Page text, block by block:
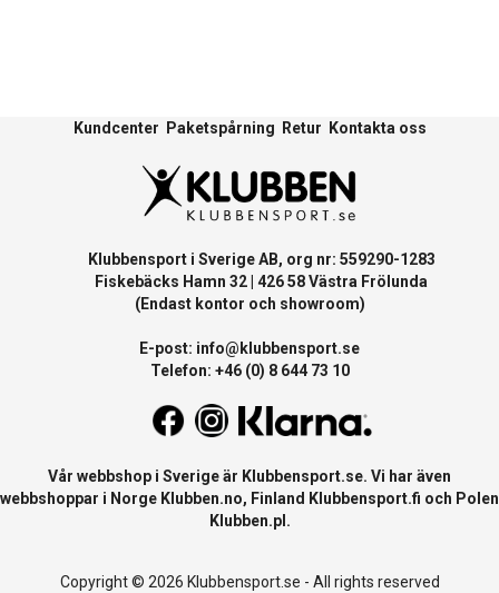
Kundcenter Paketspårning Retur Kontakta oss
Klubbensport i Sverige AB, org nr: 559290-1283
Fiskebäcks Hamn 32 | 426 58 Västra Frölunda
(Endast kontor och showroom)
E-post: info@klubbensport.se
Telefon: +46 (0) 8 644 73 10
Vår webbshop i Sverige är Klubbensport.se. Vi har även
webbshoppar i Norge Klubben.no, Finland Klubbensport.fi och Polen
Klubben.pl .
Copyright © 2026 Klubbensport.se - All rights reserved